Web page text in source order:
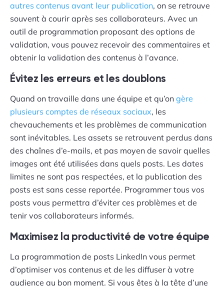
autres contenus avant leur publication, on se retrouve
souvent à courir après ses collaborateurs. Avec un
outil de programmation proposant des options de
validation, vous pouvez recevoir des commentaires et
obtenir la validation des contenus à l’avance.
Évitez les erreurs et les doublons
Quand on travaille dans une équipe et qu’on gère
plusieurs comptes de réseaux sociaux, les
chevauchements et les problèmes de communication
sont inévitables. Les assets se retrouvent perdus dans
des chaînes d’e-mails, et pas moyen de savoir quelles
images ont été utilisées dans quels posts. Les dates
limites ne sont pas respectées, et la publication des
posts est sans cesse reportée. Programmer tous vos
posts vous permettra d’éviter ces problèmes et de
tenir vos collaborateurs informés.
Maximisez la productivité de votre équipe
La programmation de posts LinkedIn vous permet
d’optimiser vos contenus et de les diffuser à votre
audience au bon moment. Si vous êtes à la tête d’une